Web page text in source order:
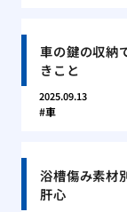
車の鍵の収納
きこと
2025.09.13
車
浴槽傷み素材
肝心